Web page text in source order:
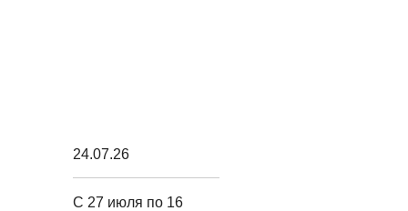
24.07.26
С 27 июля по 16